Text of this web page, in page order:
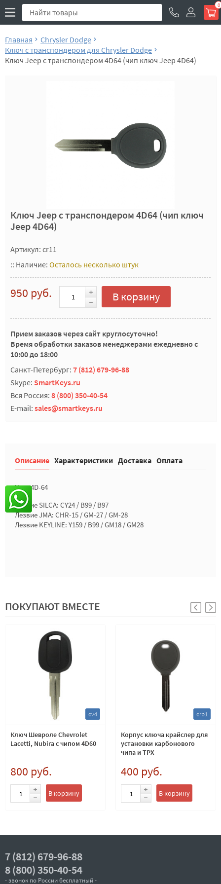
0
Главная
Chrysler Dodge
Ключ с транспондером для Chrysler Dodge
Ключ Jeep с транспондером 4D64 (чип ключ Jeep 4D64)
Ключ Jeep с транспондером 4D64 (чип ключ
Jeep 4D64)
Артикул: cr11
:: Наличие: Осталось несколько штук
950 руб. В корзину
Прием заказов через сайт круглосуточно!
Время обработки заказов менеджерами ежедневно с
10:00 до 18:00
Санкт-Петербург: 7 (812) 679-96-88
Skype: SmartKeys.ru
Вся Россия: 8 (800) 350-40-54
E-mail: sales@smartkeys.ru
Описание Характеристики Доставка Оплата
Чип: 4D-64
Лезвие SILCA: CY24 / B99 / B97
Лезвие JMA: CHR-15 / GM-27 / GM-28
Лезвие KEYLINE: Y159 / B99 / GM18 / GM28
ПОКУПАЮТ ВМЕСТЕ
cv4
Ключ Шевроле Chevrolet
Lacetti, Nubira с чипом 4D60
800 руб.
В корзину
crp1
Корпус ключа крайслер для
установки карбонового
чипа и TPX
400 руб.
В корзину
7 (812) 679-96-88
8 (800) 350-40-54
- звонок по России бесплатный -